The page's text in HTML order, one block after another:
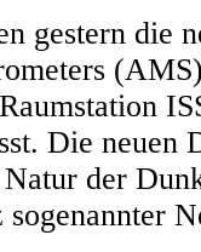
gestern die
Die neuen
der